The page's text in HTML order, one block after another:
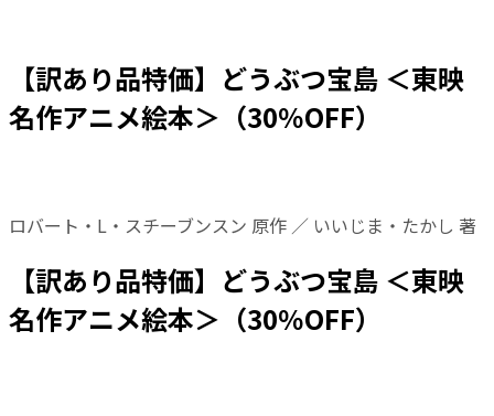
【訳あり品特価】どうぶつ宝島 ＜東映
名作アニメ絵本＞（30％OFF）
ロバート・L・スチーブンスン 原作 ／ いいじま・たかし 著
【訳あり品特価】どうぶつ宝島 ＜東映
名作アニメ絵本＞（30％OFF）